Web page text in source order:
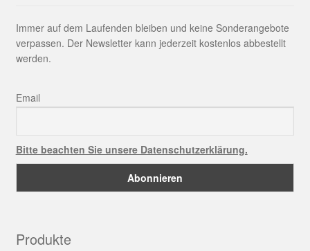
Immer auf dem Laufenden bleiben und keine Sonderangebote
verpassen. Der Newsletter kann jederzeit kostenlos abbestellt
werden.
Email
Bitte beachten Sie unsere Datenschutzerklärung.
Produkte